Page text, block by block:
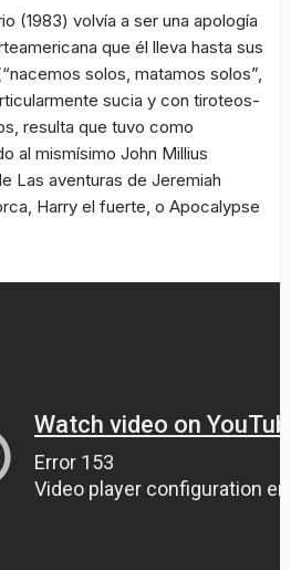
(1983) volvía a ser una apología
que él lleva hasta sus
“nacemos solos, matamos solos”
sucia y con tiroteos-
resulta que tuvo como
al mismísimo John Millius
Las aventuras de Jeremiah
Harry el fuerte , o Apocalypse